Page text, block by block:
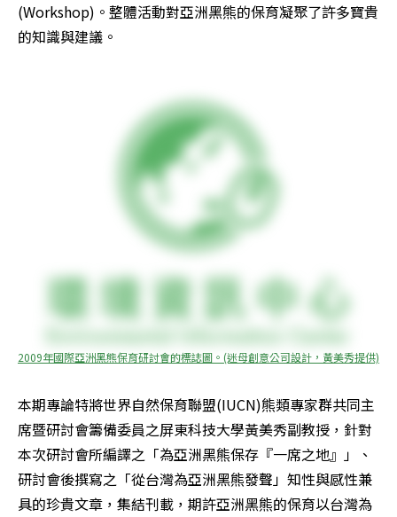
(Workshop)。整體活動對亞洲黑熊的保育凝聚了許多寶貴
的知識與建議。
2009年國際亞洲黑熊保育研討會的標誌圖。(迷母創意公司設計，黃美秀提供)
本期專論特將世界自然保育聯盟(IUCN)熊類專家群共同主
席暨研討會籌備委員之屏東科技大學黃美秀副教授，針對
本次研討會所編譯之「為亞洲黑熊保存『一席之地』」、
研討會後撰寫之「從台灣為亞洲黑熊發聲」知性與感性兼
具的珍貴文章，集結刊載，期許亞洲黑熊的保育以台灣為